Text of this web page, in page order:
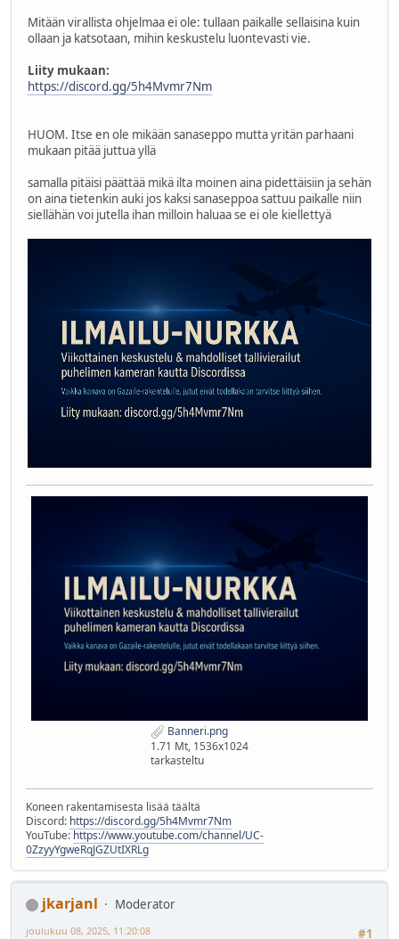
Mitään virallista ohjelmaa ei ole: tullaan paikalle sellaisina kuin
ollaan ja katsotaan, mihin keskustelu luontevasti vie.
Liity mukaan:
https://discord.gg/5h4Mvmr7Nm
HUOM. Itse en ole mikään sanaseppo mutta yritän parhaani
mukaan pitää juttua yllä
samalla pitäisi päättää mikä ilta moinen aina pidettäisiin ja sehän
on aina tietenkin auki jos kaksi sanaseppoa sattuu paikalle niin
siellähän voi jutella ihan milloin haluaa se ei ole kiellettyä
Banneri.png
1.71 Mt, 1536x1024
tarkasteltu
Koneen rakentamisesta lisää täältä
Discord: https://discord.gg/5h4Mvmr7Nm
YouTube: https://www.youtube.com/channel/UC-
0ZzyyYgweRqJGZUtIXRLg
jkarjanl
Moderator
#1
joulukuu 08, 2025, 11:20:08